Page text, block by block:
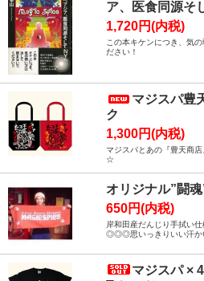
ア、医食同源そ
1,720円(内税)
この本キケンにつき、気
ださい！
マジスパ豊
ク
1,300円(内税)
マジスパとあの『豊天商
☆
オリジナル”闘
650円(内税)
岸和田産だんじり手拭い
◎◎◎思いっきりいい汗か
マジスパ ×